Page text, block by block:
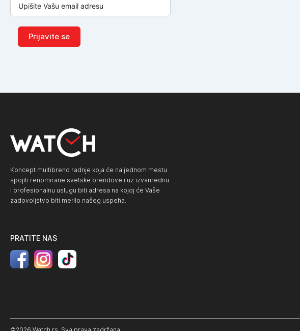
Prijavite se
Koncept multibrend radnje koja će na jednom mestu
spojiti renomirane svetske brendove i uz izvanrednu
i profesionalnu uslugu biti adresa na kojoj će Vaše
zadovoljstvo biti merilo našeg uspeha.
PRATITE NAS